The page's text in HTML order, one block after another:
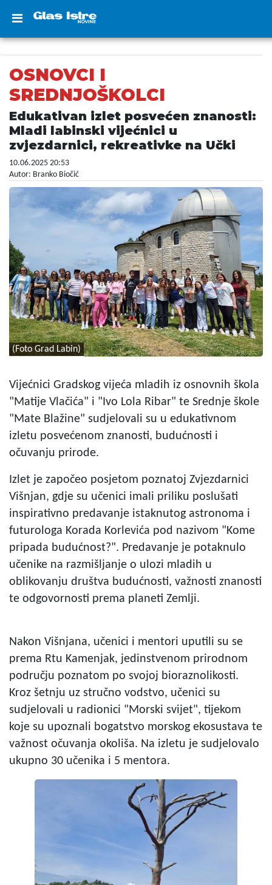
OSNOVCI I
SREDNJOŠKOLCI
Edukativan izlet posvećen znanosti:
Mladi labinski vijećnici u
zvjezdarnici, rekreativke na Učki
10.06.2025 20:53
Autor: Branko Biočić
(Foto Grad Labin)
Vijećnici Gradskog vijeća mladih iz osnovnih škola
"Matije Vlačića" i "Ivo Lola Ribar" te Srednje škole
"Mate Blažine" sudjelovali su u edukativnom
izletu posvećenom znanosti, budućnosti i
očuvanju prirode.
Izlet je započeo posjetom poznatoj Zvjezdarnici
Višnjan, gdje su učenici imali priliku poslušati
inspirativno predavanje istaknutog astronoma i
futurologa Korada Korlevića pod nazivom "Kome
pripada budućnost?". Predavanje je potaknulo
učenike na razmišljanje o ulozi mladih u
oblikovanju društva budućnosti, važnosti znanosti
te odgovornosti prema planeti Zemlji.
Nakon Višnjana, učenici i mentori uputili su se
prema Rtu Kamenjak, jedinstvenom prirodnom
području poznatom po svojoj bioraznolikosti.
Kroz šetnju uz stručno vodstvo, učenici su
sudjelovali u radionici "Morski svijet", tijekom
koje su upoznali bogatstvo morskog ekosustava te
važnost očuvanja okoliša. Na izletu je sudjelovalo
ukupno 30 učenika i 5 mentora.